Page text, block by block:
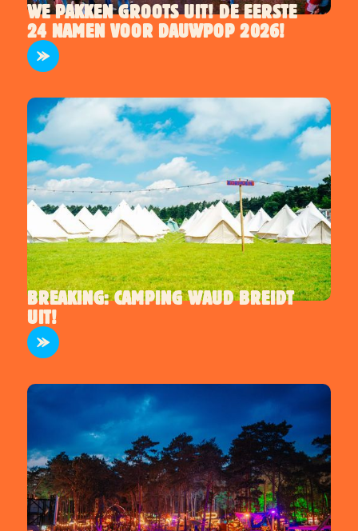
ARTIESTEN
WE PAKKEN GROOTS UIT! DE EERSTE
24 NAMEN VOOR DAUWPOP 2026!
TERREIN
BREAKING: CAMPING WAUD BREIDT
UIT!